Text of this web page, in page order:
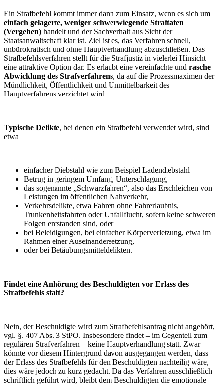
Ein Strafbefehl kommt immer dann zum Einsatz, wenn es sich um
einfach gelagerte, weniger schwerwiegende Straftaten
(Vergehen) handelt und der Sachverhalt aus Sicht der
Staatsanwaltschaft klar ist. Ziel ist es, das Verfahren schnell,
unbürokratisch und ohne Hauptverhandlung abzuschließen. Das
Strafbefehlsverfahren stellt für die Strafjustiz in vielerlei Hinsicht
eine attraktive Option dar. Es erlaubt eine vereinfachte und rasche
Abwicklung des Strafverfahrens, da auf die Prozessmaximen der
Mündlichkeit, Öffentlichkeit und Unmittelbarkeit des
Hauptverfahrens verzichtet wird.
Typische Delikte, bei denen ein Strafbefehl verwendet wird, sind
etwa
einfacher Diebstahl wie zum Beispiel Ladendiebstahl
Betrug in geringem Umfang, Unterschlagung,
das sogenannte „Schwarzfahren“, also das Erschleichen von
Leistungen im öffentlichen Nahverkehr,
Verkehrsdelikte, etwa Fahren ohne Fahrerlaubnis,
Trunkenheitsfahrten oder Unfallflucht, sofern keine schweren
Folgen entstanden sind, oder
bei Beleidigungen, bei einfacher Körperverletzung, etwa im
Rahmen einer Auseinandersetzung,
oder bei Betäubungsmitteldelikten.
Findet eine Anhörung des Beschuldigten vor Erlass des
Strafbefehls statt?
Nein, der Beschuldigte wird zum Strafbefehlsantrag nicht angehört,
vgl. §. 407 Abs. 3 StPO. Insbesondere findet – im Gegenteil zum
regulären Strafverfahren – keine Hauptverhandlung statt. Zwar
könnte vor diesem Hintergrund davon ausgegangen werden, dass
der Erlass des Strafbefehls für den Beschuldigten nachteilig wäre,
dies wäre jedoch zu kurz gedacht. Da das Verfahren ausschließlich
schriftlich geführt wird, bleibt dem Beschuldigten die emotionale